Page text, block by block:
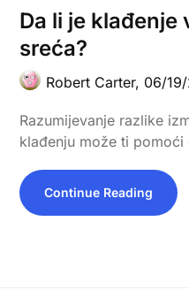
Da li je klađenje
sreća?
Robert Carter, 06/
Razumijevanje razlike
klađenju može ti
Continue Reading